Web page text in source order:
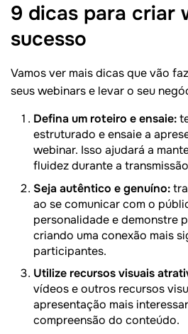
9 dicas para criar
sucesso
Vamos ver mais dicas que vão
seus webinars e levar o seu
Defina um roteiro e ensaie:
estruturado e ensaie a
webinar. Isso ajudará a
fluidez durante a
Seja autêntico e genuíno:
ao se comunicar com o
personalidade e demonstre
criando uma conexão mais
participantes.
Utilize recursos visuais
vídeos e outros recursos
apresentação mais
compreensão do conteúdo.